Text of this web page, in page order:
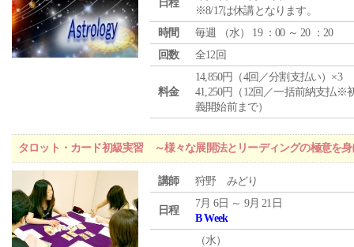
日程
※8/17は休講となります。
時間
毎週 （水） 19 ：00 ～ 20 ：20
回数
全12回
料金
14,850円（4回／分割支払い）×3
41,250円（12回／一括前納支払※
義開始前まで）
タロット・カード初級実習 ～様々な展開法とリーディングの極意を身
講師 狩野 みどり
日程
7月 6日 ～ 9月 21日
B Week
（水）